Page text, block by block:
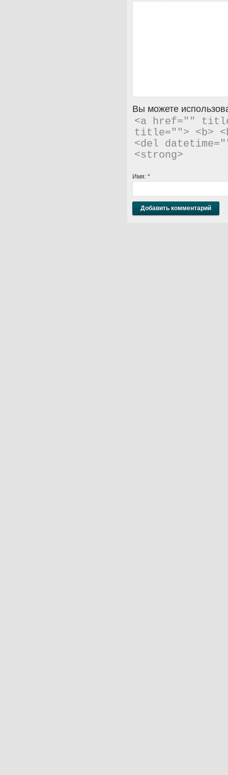
Вы можете
<a href=""
title=""> <b>
<del
<strong>
Имя: *